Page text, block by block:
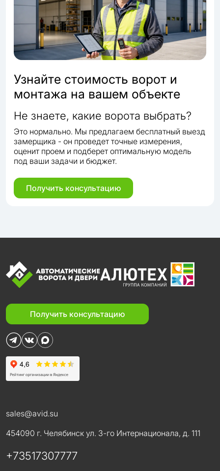
Узнайте стоимость ворот и
монтажа на вашем объекте
Не знаете, какие ворота выбрать?
Это нормально. Мы предлагаем бесплатный выезд
замерщика - он проведет точные измерения,
оценит проем и подберет оптимальную модель
под ваши задачи и бюджет.
Получить консультацию
Получить консультацию
sales@avid.su
454090 г. Челябинск ул. 3-го Интернационала, д. 111
+73517307777